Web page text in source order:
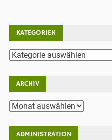
KATEGORIEN
Kategorien
ARCHIV
Archiv
ADMINISTRATION